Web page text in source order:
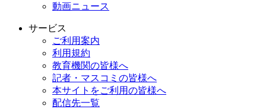
動画ニュース
サービス
ご利用案内
利用規約
教育機関の皆様へ
記者・マスコミの皆様へ
本サイトをご利用の皆様へ
配信先一覧